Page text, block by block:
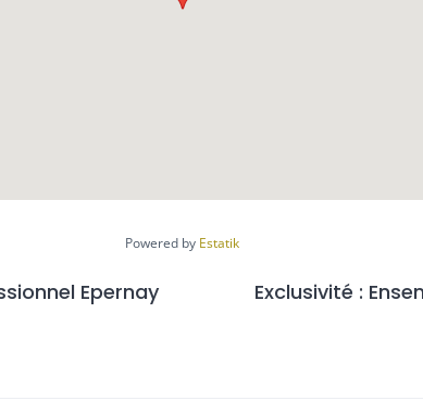
Powered by Estatik
Epernay
Exclusivité :